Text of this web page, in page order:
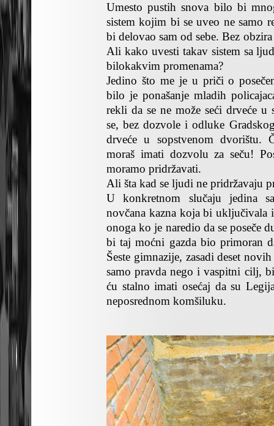
Umesto pustih snova bilo bi
sistem kojim bi se uveo ne samo
bi delovao sam od sebe. Bez
Ali kako uvesti takav sistem sa
bilokakvim promenama?
Jedino što me je u priči o
bilo je ponašanje mladih
rekli da se ne može seći drveće u
se, bez dozvole i odluke
drveće u sopstvenom dvorištu.
moraš imati dozvolu za seču!
moramo pridržavati.
Ali šta kad se ljudi ne pridržavaju
U konkretnom slučaju jedina
novčana kazna koja bi
onoga ko je naredio da se poseče
bi taj moćni gazda bio primoran
Šeste gimnazije, zasadi deset
samo pravda nego i vaspitni cilj,
ću stalno imati osećaj da su
neposrednom komšiluku.